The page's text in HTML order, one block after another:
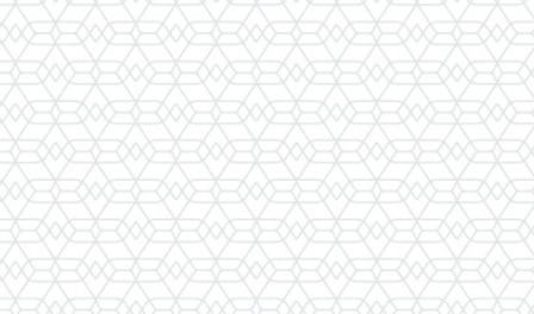
SCOPRI LE NOVITÀ DI
PRODOTTO
CONDIZIONI GENERALI DI VENDITA E
DI GARANZIA